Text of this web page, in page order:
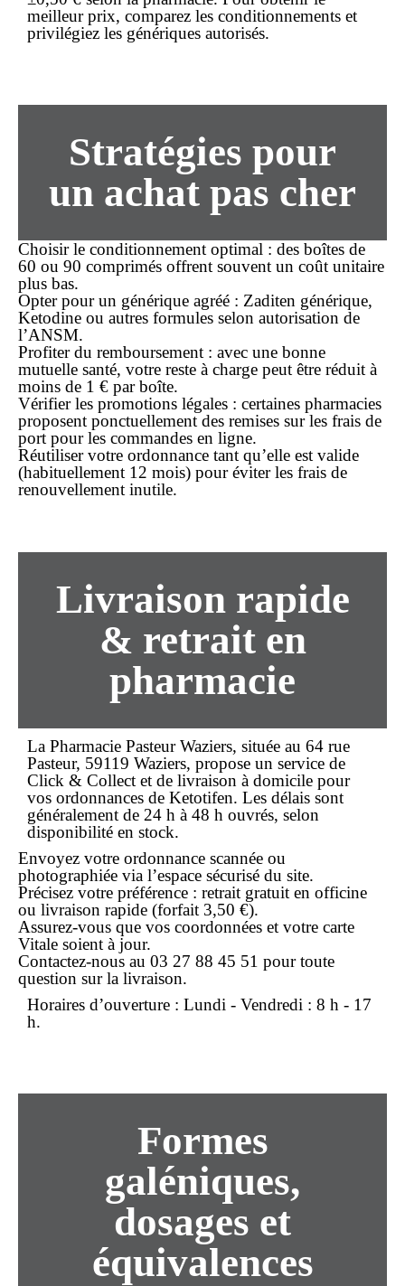
meilleur prix, comparez les conditionnements et
privilégiez les génériques autorisés.
Stratégies pour
un achat pas cher
Choisir le conditionnement optimal : des boîtes de
60 ou 90 comprimés offrent souvent un coût unitaire
plus bas.
Opter pour un générique agréé : Zaditen générique,
Ketodine ou autres formules selon autorisation de
l’ANSM.
Profiter du remboursement : avec une bonne
mutuelle santé, votre reste à charge peut être réduit à
moins de 1 € par boîte.
Vérifier les promotions légales : certaines pharmacies
proposent ponctuellement des remises sur les frais de
port pour les commandes en ligne.
Réutiliser votre ordonnance tant qu’elle est valide
(habituellement 12 mois) pour éviter les frais de
renouvellement inutile.
Livraison rapide
& retrait en
pharmacie
La Pharmacie Pasteur Waziers, située au 64 rue
Pasteur, 59119 Waziers, propose un service de
Click & Collect et de livraison à domicile pour
vos ordonnances de Ketotifen. Les délais sont
généralement de 24 h à 48 h ouvrés, selon
disponibilité en stock.
Envoyez votre ordonnance scannée ou
photographiée via l’espace sécurisé du site.
Précisez votre préférence : retrait gratuit en officine
ou livraison rapide (forfait 3,50 €).
Assurez-vous que vos coordonnées et votre carte
Vitale soient à jour.
Contactez-nous au 03 27 88 45 51 pour toute
question sur la livraison.
Horaires d’ouverture : Lundi - Vendredi : 8 h - 17
h.
Formes
galéniques,
dosages et
équivalences